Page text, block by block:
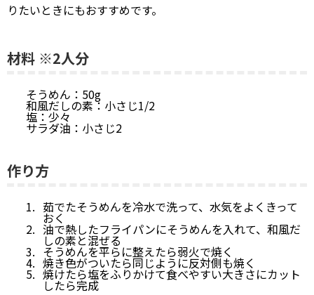
りたいときにもおすすめです。
材料 ※2人分
そうめん：50g
和風だしの素：小さじ1/2
塩：少々
サラダ油：小さじ2
作り方
茹でたそうめんを冷水で洗って、水気をよくきって
おく
油で熱したフライパンにそうめんを入れて、和風だ
しの素と混ぜる
そうめんを平らに整えたら弱火で焼く
焼き色がついたら同じように反対側も焼く
焼けたら塩をふりかけて食べやすい大きさにカット
したら完成